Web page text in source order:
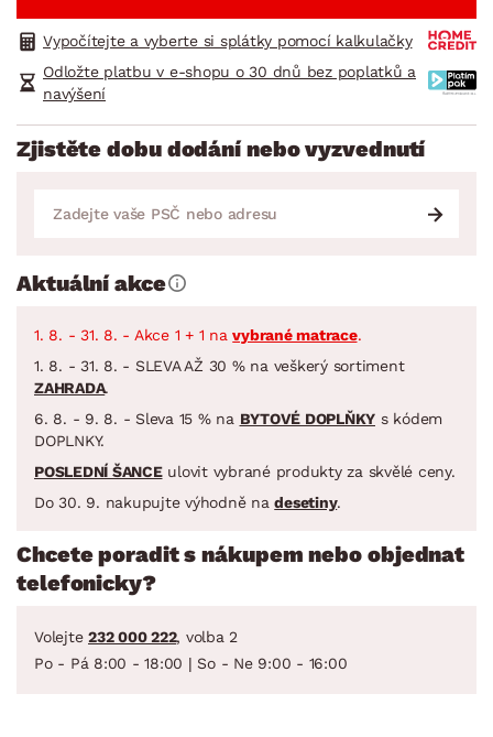
Vypočítejte a vyberte si splátky pomocí kalkulačky
Odložte platbu v e-shopu o 30 dnů bez poplatků a
navýšení
Zjistěte dobu dodání nebo vyzvednutí
Aktuální akce
1. 8. - 31. 8. - Akce 1 + 1 navybrané matrace.
1. 8. - 31. 8. - SLEVA AŽ 30 % na veškerý sortiment
ZAHRADA.
6. 8. - 9. 8. - Sleva 15 % na BYTOVÉ DOPLŇKY s kódem
DOPLNKY.
POSLEDNÍ ŠANCEulovit vybrané produkty za skvělé ceny.
Do 30. 9. nakupujte výhodně nadesetiny.
Chcete poradit s nákupem nebo objednat
telefonicky?
Volejte 232 000 222, volba 2
Po - Pá 8:00 - 18:00 | So - Ne 9:00 - 16:00